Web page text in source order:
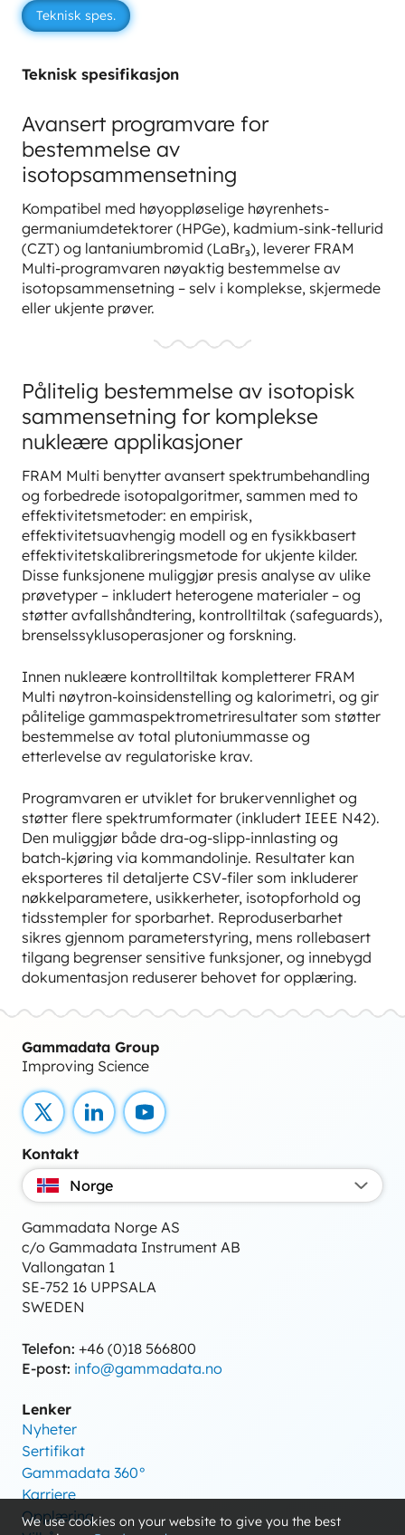
Teknisk spes.
Teknisk spesifikasjon
Avansert programvare for
bestemmelse av
isotopsammensetning
Kompatibel med høyoppløselige høyrenhets-
germaniumdetektorer (HPGe), kadmium-sink-tellurid
(CZT) og lantaniumbromid (LaBr₃), leverer FRAM
Multi-programvaren nøyaktig bestemmelse av
isotopsammensetning – selv i komplekse, skjermede
eller ukjente prøver.
Pålitelig bestemmelse av isotopisk
sammensetning for komplekse
nukleære applikasjoner
FRAM Multi benytter avansert spektrumbehandling
og forbedrede isotopalgoritmer, sammen med to
effektivitetsmetoder: en empirisk,
effektivitetsuavhengig modell og en fysikkbasert
effektivitetskalibreringsmetode for ukjente kilder.
Disse funksjonene muliggjør presis analyse av ulike
prøvetyper – inkludert heterogene materialer – og
støtter avfallshåndtering, kontrolltiltak (safeguards),
brenselssyklusoperasjoner og forskning.
Innen nukleære kontrolltiltak kompletterer FRAM
Multi nøytron-koinsidenstelling og kalorimetri, og gir
pålitelige gammaspektrometriresultater som støtter
bestemmelse av total plutoniummasse og
etterlevelse av regulatoriske krav.
Programvaren er utviklet for brukervennlighet og
støtter flere spektrumformater (inkludert IEEE N42).
Den muliggjør både dra-og-slipp-innlasting og
batch-kjøring via kommandolinje. Resultater kan
eksporteres til detaljerte CSV-filer som inkluderer
nøkkelparametere, usikkerheter, isotopforhold og
tidsstempler for sporbarhet. Reproduserbarhet
sikres gjennom parameterstyring, mens rollebasert
tilgang begrenser sensitive funksjoner, og innebygd
dokumentasjon reduserer behovet for opplæring.
We use cookies on your website to give you the best
Gammadata Group
Improving Science
X LinkedInYouTube
Kontakt
Norge
Gammadata Norge AS
c/o Gammadata Instrument AB
Vallongatan 1
SE-752 16 UPPSALA
SWEDEN
Telefon: +46 (0)18 566800
E-post: info@gammadata.no
Lenker
Nyheter
Sertifikat
Gammadata 360°
Karriere
Opplæring